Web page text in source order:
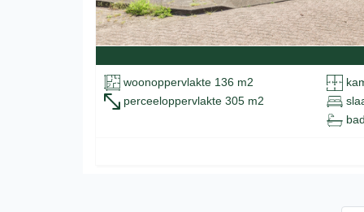
woonoppervlakte 136 m2
perceeloppervlakte 305 m2